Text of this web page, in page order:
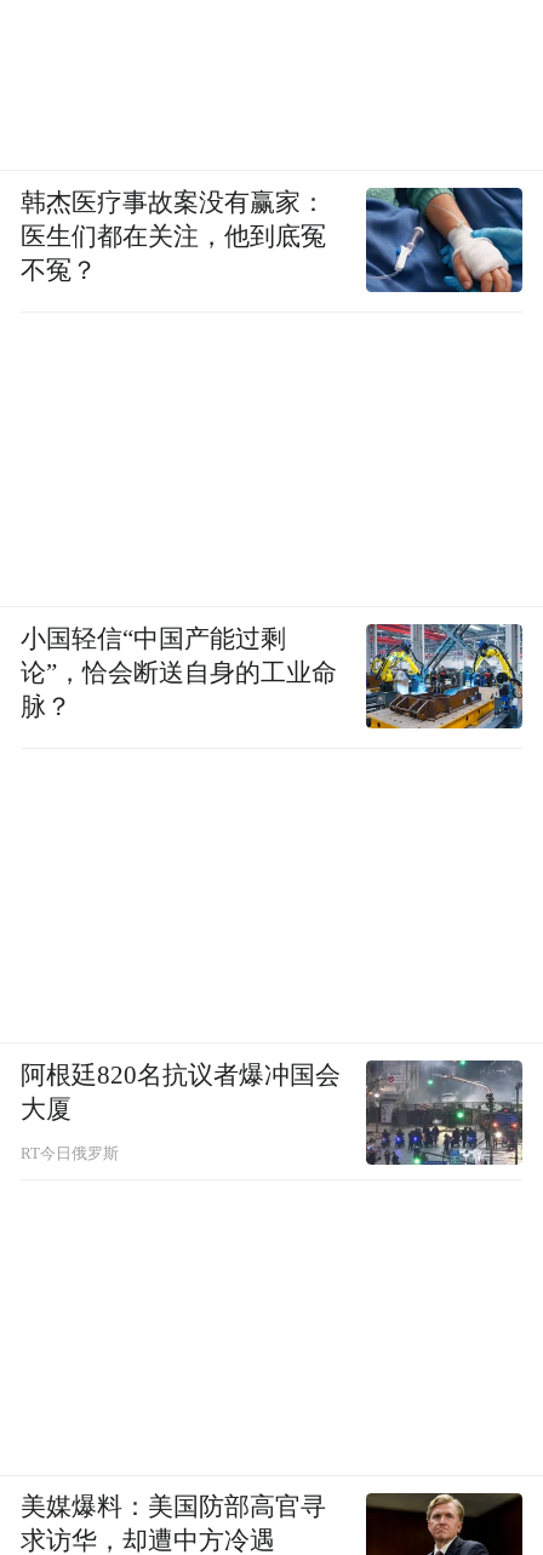
韩杰医疗事故案没有赢家：
医生们都在关注，他到底冤
不冤？
小国轻信“中国产能过剩
论”，恰会断送自身的工业命
脉？
阿根廷820名抗议者爆冲国会
大厦
RT今日俄罗斯
美媒爆料：美国防部高官寻
求访华，却遭中方冷遇